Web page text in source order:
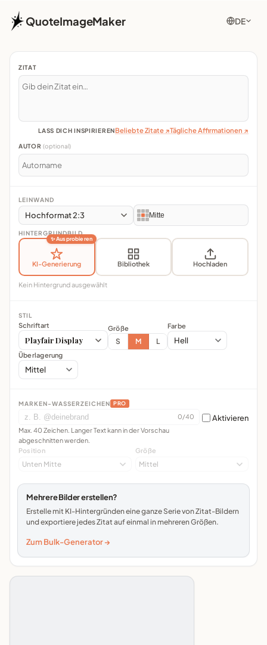
QuoteImageMaker DE
ZITAT
LASS DICH INSPIRIERENBeliebte Zitate ↗Tägliche Affirmationen ↗
AUTOR(optional)
LEINWAND
Hochformat 2:3 Mitte
HINTERGRUNDBILD
✨ Ausprobieren
KI-Generierung Bibliothek Hochladen
Kein Hintergrund ausgewählt
STIL
Schriftart
Playfair Display
Größe
S M L
Farbe
Überlagerung
MARKEN-WASSERZEICHEN PRO
0/40
Max. 40 Zeichen. Langer Text kann in der Vorschau
abgeschnitten werden.
Aktivieren
Position Größe
Mehrere Bilder erstellen?
Erstelle mit KI-Hintergründen eine ganze Serie von Zitat-Bildern
und exportiere jedes Zitat auf einmal in mehreren Größen.
Zum Bulk-Generator →